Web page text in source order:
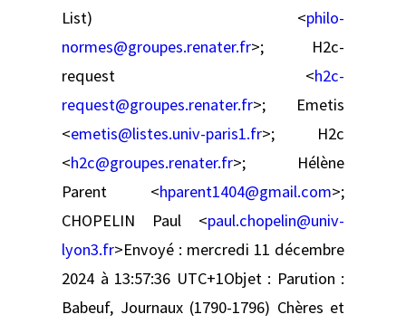
List) <philo-
normes@groupes.renater.fr>; H2c-
request <h2c-
request@groupes.renater.fr>; Emetis
<emetis@listes.univ-paris1.fr>; H2c
<h2c@groupes.renater.fr>; Hélène
Parent <hparent1404@gmail.com>;
CHOPELIN Paul <paul.chopelin@univ-
lyon3.fr>Envoyé : mercredi 11 décembre
2024 à 13:57:36 UTC+1Objet : Parution :
Babeuf, Journaux (1790-1796) Chères et